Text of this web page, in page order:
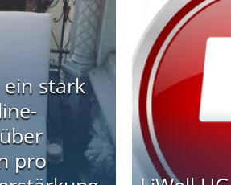
stark
pro